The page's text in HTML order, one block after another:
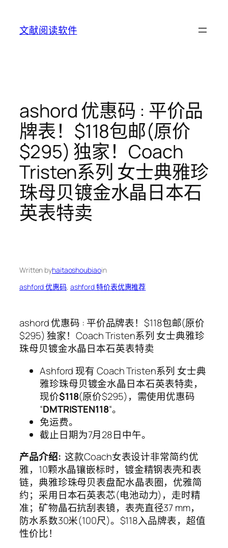
content
文献阅读软件
ashord 优惠码 : 平价品
牌表！$118包邮(原价
$295) 独家！Coach
Tristen系列 女士典雅珍
珠母贝镀金水晶日本石
英表特卖
Written byhaitaoshoubiaoin
ashford 优惠码, ashford 特价表优惠推荐
ashord 优惠码 : 平价品牌表！$118包邮(原价
$295) 独家！Coach Tristen系列 女士典雅珍
珠母贝镀金水晶日本石英表特卖
Ashford 现有 Coach Tristen系列 女士典
雅珍珠母贝镀金水晶日本石英表特卖，
现价$118(原价$295)，需使用优惠码
“DMTRISTEN118“。
免运费。
截止日期为7月28日中午。
产品介绍:这款Coach女表设计非常简约优
雅，10颗水晶镶嵌标时，镀金精钢表壳和表
链，典雅珍珠母贝表盘配水晶表圈，优雅简
约；采用日本石英表芯(电池动力)，走时精
准；矿物晶石抗刮表镜，表壳直径37 mm，
防水系数30米(100尺)。$118入品牌表，超值
性价比！